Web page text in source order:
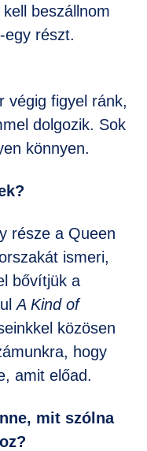
beszállnom
egy részt.
végig figyel ránk,
dolgozik. Sok
könnyen.
része a Queen
ismeri,
bővítjük a
A Kind of
közösen
hogy
amit előad.
mit szólna